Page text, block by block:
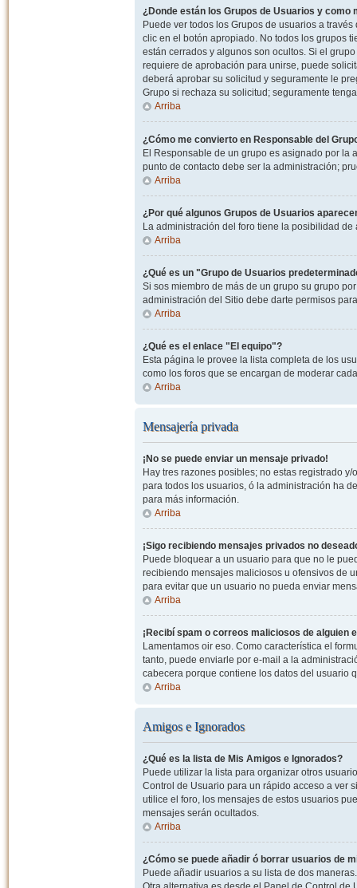
¿Donde están los Grupos de Usuarios y como
Puede ver todos los Grupos de usuarios a
clic en el botón apropiado. No todos los grupos
están cerrados y algunos son ocultos. Si el
requiere de aprobación para unirse, puede
deberá aprobar su solicitud y seguramente le
Grupo si rechaza su solicitud; seguramente
Arriba
¿Cómo me convierto en Responsable del
El Responsable de un grupo es asignado por la
punto de contacto debe ser la administración;
Arriba
¿Por qué algunos Grupos de Usuarios
La administración del foro tiene la posibilidad
Arriba
¿Qué es un "Grupo de Usuarios
Si sos miembro de más de un grupo su grupo
administración del Sitio debe darte permisos
Arriba
¿Qué es el enlace "El equipo"?
Esta página le provee la lista completa de los
como los foros que se encargan de moderar
Arriba
Mensajería privada
¡No se puede enviar un mensaje privado!
Hay tres razones posibles; no estas registrado
para todos los usuarios, ó la administración ha
para más información.
Arriba
¡Sigo recibiendo mensajes privados no
Puede bloquear a un usuario para que no le
recibiendo mensajes maliciosos u ofensivos de
para evitar que un usuario no pueda enviar
Arriba
¡Recibí spam o correos maliciosos de alguien
Lamentamos oir eso. Como característica el
tanto, puede enviarle por e-mail a la
cabecera porque contiene los datos del usuario
Arriba
Amigos e Ignorados
¿Qué es la lista de Mis Amigos e Ignorados?
Puede utilizar la lista para organizar otros
Control de Usuario para un rápido acceso a ver
utilice el foro, los mensajes de estos usuarios
mensajes serán ocultados.
Arriba
¿Cómo se puede añadir ó borrar usuarios de
Puede añadir usuarios a su lista de dos